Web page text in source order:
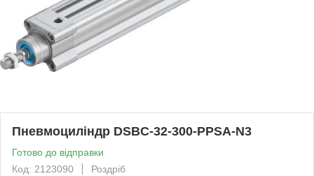
Пневмоциліндр DSBC-32-300-PPSA-N3
Готово до відправки
Код: 2123090
Роздріб